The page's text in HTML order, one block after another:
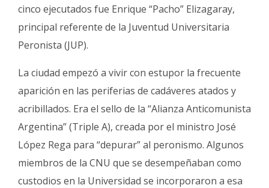
cinco ejecutados fue Enrique “Pacho” Elizagaray,
principal referente de la Juventud Universitaria
Peronista (JUP).
La ciudad empezó a vivir con estupor la frecuente
aparición en las periferias de cadáveres atados y
acribillados. Era el sello de la “Alianza Anticomunista
Argentina” (Triple A), creada por el ministro José
López Rega para “depurar” al peronismo. Algunos
miembros de la CNU que se desempeñaban como
custodios en la Universidad se incorporaron a esa